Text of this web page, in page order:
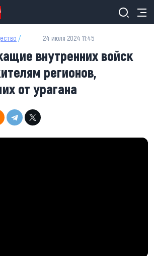
/ 24 июля 2024 11:45
внутренних войск
регионов,
от урагана